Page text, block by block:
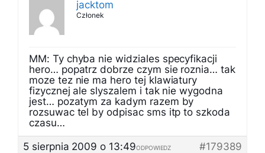
jacktom
Członek
MM: Ty chyba nie widziales specyfikacji
hero… popatrz dobrze czym sie roznia… tak
moze tez nie ma hero tej klawiatury
fizycznej ale slyszalem i tak nie wygodna
jest… pozatym za kadym razem by
rozsuwac tel by odpisac sms itp to szkoda
czasu…
5 sierpnia 2009 o 13:49
#179389
ODPOWIEDZ